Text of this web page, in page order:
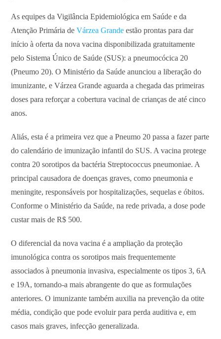
As equipes da Vigilância Epidemiológica em Saúde e da
Atenção Primária deVárzea Grande estão prontas para dar
início à oferta da nova vacina disponibilizada gratuitamente
pelo Sistema Único de Saúde (SUS): a pneumocócica 20
(Pneumo 20). O Ministério da Saúde anunciou a liberação do
imunizante, e Várzea Grande aguarda a chegada das primeiras
doses para reforçar a cobertura vacinal de crianças de até cinco
anos.
Aliás, esta é a primeira vez que a Pneumo 20 passa a fazer parte
do calendário de imunização infantil do SUS. A vacina protege
contra 20 sorotipos da bactéria Streptococcus pneumoniae. A
principal causadora de doenças graves, como pneumonia e
meningite, responsáveis por hospitalizações, sequelas e óbitos.
Conforme o Ministério da Saúde, na rede privada, a dose pode
custar mais de R$ 500.
O diferencial da nova vacina é a ampliação da proteção
imunológica contra os sorotipos mais frequentemente
associados à pneumonia invasiva, especialmente os tipos 3, 6A
e 19A, tornando-a mais abrangente do que as formulações
anteriores. O imunizante também auxilia na prevenção da otite
média, condição que pode evoluir para perda auditiva e, em
casos mais graves, infecção generalizada.